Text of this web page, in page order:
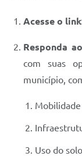
Acesse o
Responda
com suas
município,
Mobilidade
Uso do